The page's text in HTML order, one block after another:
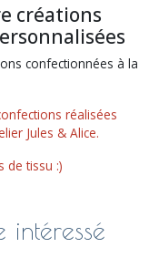
créations
confectionnées à la
réalisées
Jules & Alice.
de tissu :)
intéressé